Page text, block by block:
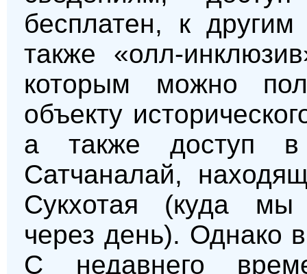
бесплатен, к
также «олл-
которым можно
объекту
а также доступ в
Сатчаналай,
Сукхотая (куда мы
через день). Однако
С недавнего